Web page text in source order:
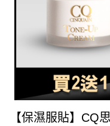
【保濕服貼】CQ